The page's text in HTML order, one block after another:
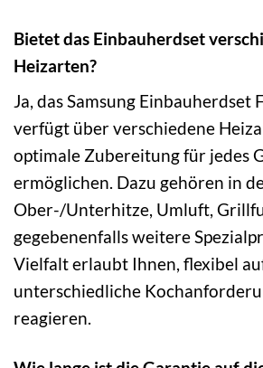
Bietet das Einbauherdset
Heizarten?
Ja, das Samsung Einbauherdset
verfügt über verschiedene
optimale Zubereitung für jedes
ermöglichen. Dazu gehören in
Ober-/Unterhitze, Umluft,
gegebenenfalls weitere
Vielfalt erlaubt Ihnen, flexibel
unterschiedliche
reagieren.